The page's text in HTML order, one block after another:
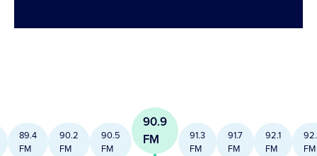
89.4
FM
90.2
FM
90.5
FM
90.9
FM
91.3
FM
91.7
FM
92.1
FM
FM